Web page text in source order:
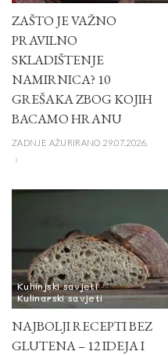
ZAŠTO JE VAŽNO
PRAVILNO
SKLADIŠTENJE
NAMIRNICA? 10
GREŠAKA ZBOG KOJIH
BACAMO HRANU
ZADNJE AŽURIRANO 29.07.2026.
Kuhinjski savjeti
Kulinarski savjeti
NAJBOLJI RECEPTI BEZ
GLUTENA – 12 IDEJA I